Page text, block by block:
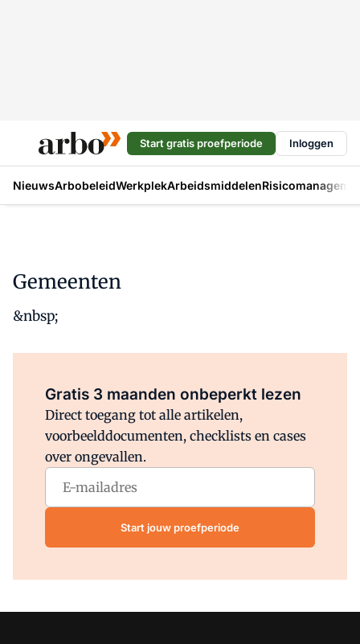
Start gratis proefperiode Inloggen
NieuwsArbobeleidWerkplekArbeidsmiddelen
Gemeenten
&nbsp;
Gratis 3 maanden onbeperkt lezen
Direct toegang tot alle artikelen,
voorbeelddocumenten, checklists en cases
over ongevallen.
Start jouw proefperiode